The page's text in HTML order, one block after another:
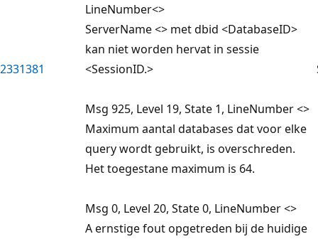
2331381
LineNumber<>
ServerName <> met dbid <DatabaseID>
kan niet worden hervat in sessie
<SessionID.>
Msg 925, Level 19, State 1, LineNumber <>
Maximum aantal databases dat voor elke
query wordt gebruikt, is overschreden.
Het toegestane maximum is 64.
Msg 0, Level 20, State 0, LineNumber <>
A ernstige fout opgetreden bij de huidige